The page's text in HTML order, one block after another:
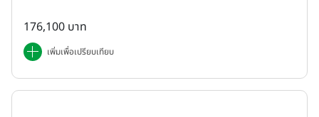
176,100 บาท
เพิ่มเพื่อเปรียบเทียบ